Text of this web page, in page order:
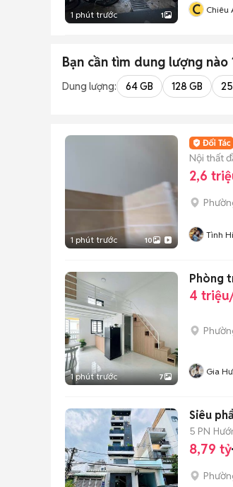
1 phút trước 1 C Chiêu
Bạn cần tìm dung lượng nào
Dung lượng: 64 GB 128 GB
1 phút trước 10
Nội thất
2,6
Tình
1 phút trước 7
Phòng
4
Gia
Siêu
5 PN
8,79 tỷ